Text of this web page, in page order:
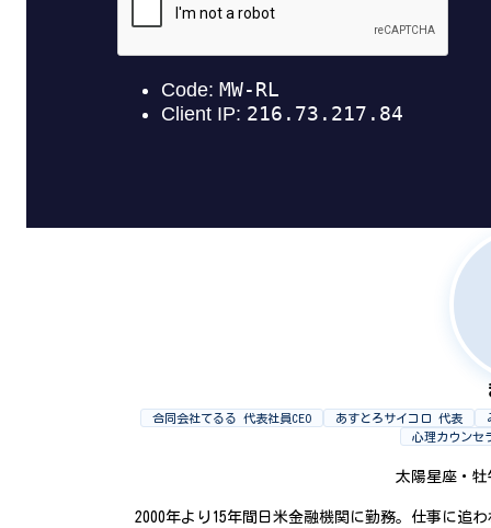
合同会社てるる 代表社員CEO あすとろサイコロ 代表
心理カウンセ
太陽星座・
2000年より15年間日米金融機関に勤務。仕事に追